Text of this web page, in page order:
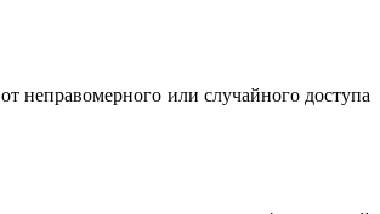
неправомерного или случайного доступа